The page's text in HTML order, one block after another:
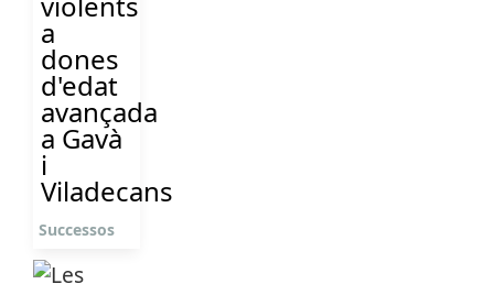
a
dones
d'edat
avançada
a Gavà
i
Viladecans
Successos